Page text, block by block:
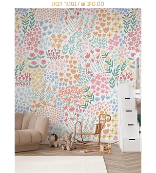
/1מטר רבוע
‏
1
9
0
.
0
0
‏
₪
ל
-
1
מ
ט
ר
ר
ב
ו